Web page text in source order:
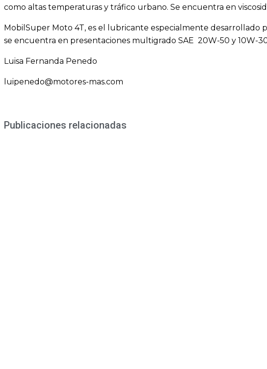
como altas temperaturas y tráfico urbano. Se encuentra en
MobilSuper Moto 4T, es el lubricante especialmente desarrollado
se encuentra en presentaciones multigrado SAE 20W-50 y 10W-
Luisa Fernanda Penedo
luipenedo@motores-mas.com
Publicaciones relacionadas